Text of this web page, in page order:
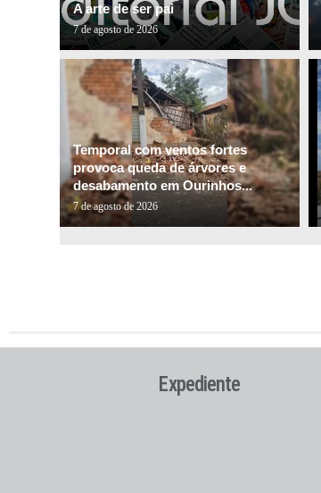
A arte de ser pai
7 de agosto de 2026
Temporal com ventos fortes
provoca queda de árvores e
desabamento em Ourinhos...
7 de agosto de 2026
Expediente